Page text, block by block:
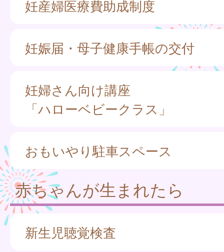
妊産婦医療費助成制度
妊娠届・母子健康手帳の交付
妊婦さん向け講座
「ハローベビークラス」
おもいやり駐車スペース
赤ちゃんが生まれたら
新生児聴覚検査